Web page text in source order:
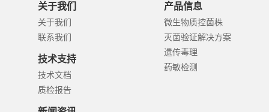
关于我们
关于我们
联系我们
技术支持
技术文档
质检报告
产品信息
微生物质控菌株
灭菌验证解决方案
遗传毒理
药敏检测